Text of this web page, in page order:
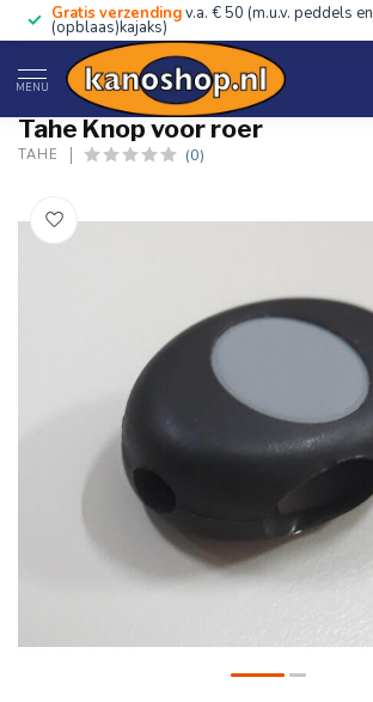
Gratis verzendingv.a. € 50 (m.u.v. peddels en
(opblaas)kajaks)
MENU
Home / Knop voor roer
Tahe Knop voor roer
TAHE (0)